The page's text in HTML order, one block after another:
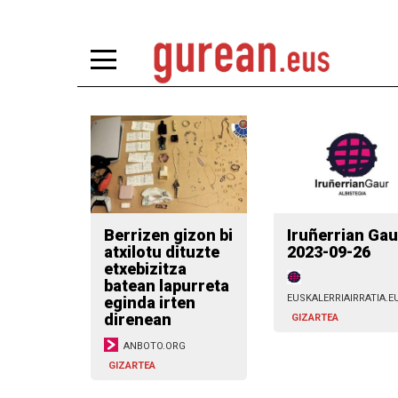
Berrizen gizon bi
atxilotu dituzte
etxebizitza
batean lapurreta
eginda irten
direnean
ANBOTO.ORG
GIZARTEA
Iruñerrian
2023-09-26
GIZARTEA